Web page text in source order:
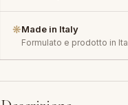
❋Made in Italy
Formulato e prodotto in